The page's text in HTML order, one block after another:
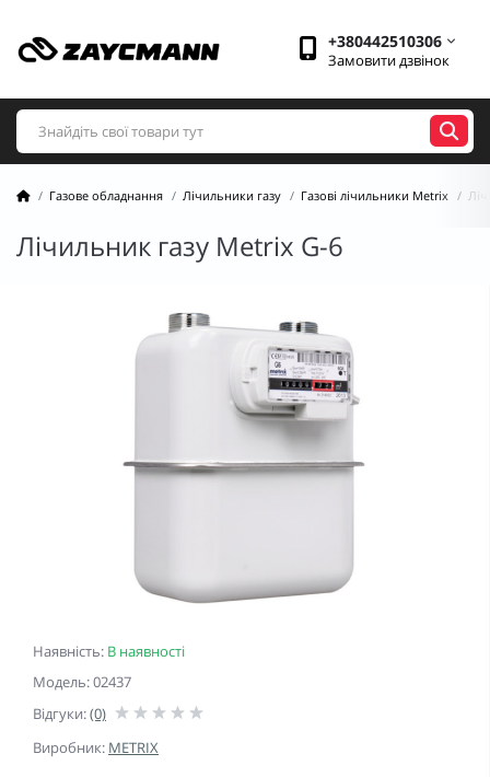
+380442510306
Замовити дзвінок
Газове обладнання Лічильники газу Газові лічильники Metrix
Лічильник газу Metrix G-6
Наявність: В наявності
Модель: 02437
Відгуки:(0)
Виробник: METRIX